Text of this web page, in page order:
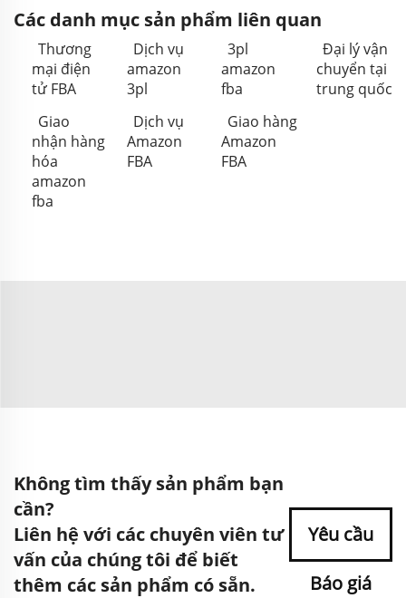
Các danh mục sản phẩm liên quan
Thương
mại điện
tử FBA
Dịch vụ
amazon
3pl
3pl
amazon
fba
Đại lý vận
chuyển tại
trung quốc
Giao
nhận hàng
hóa
amazon
fba
Dịch vụ
Amazon
FBA
Giao hàng
Amazon
FBA
Không tìm thấy sản phẩm bạn
cần?
Liên hệ với các chuyên viên tư
vấn của chúng tôi để biết
thêm các sản phẩm có sẵn.
Yêu cầu
Báo giá